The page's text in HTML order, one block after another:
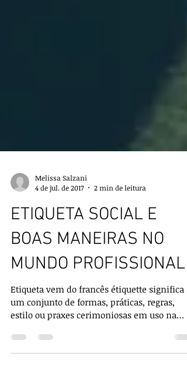
4 de jul. de 2017
2 min de leitura
ETIQUETA SOCIAL E
BOAS MANEIRAS NO
MUNDO PROFISSIONAL
Etiqueta vem do francês étiquette significa
estilo ou praxes cerimoniosas em uso na
sociedade....